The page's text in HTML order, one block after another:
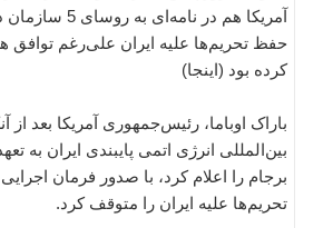
آمریکا هم در
حفظ تحریم‌ها علیه ایران علی‌رغم توافق
کرده بود (اینجا)
باراک اوباما، رئیس‌جمهوری آمریکا بعد از
بین‌المللی انرژی اتمی پایبندی ایران به
برجام را اعلام کرد، با صدور فرمان
تحریم‌ها علیه ایران را متوقف کرد.